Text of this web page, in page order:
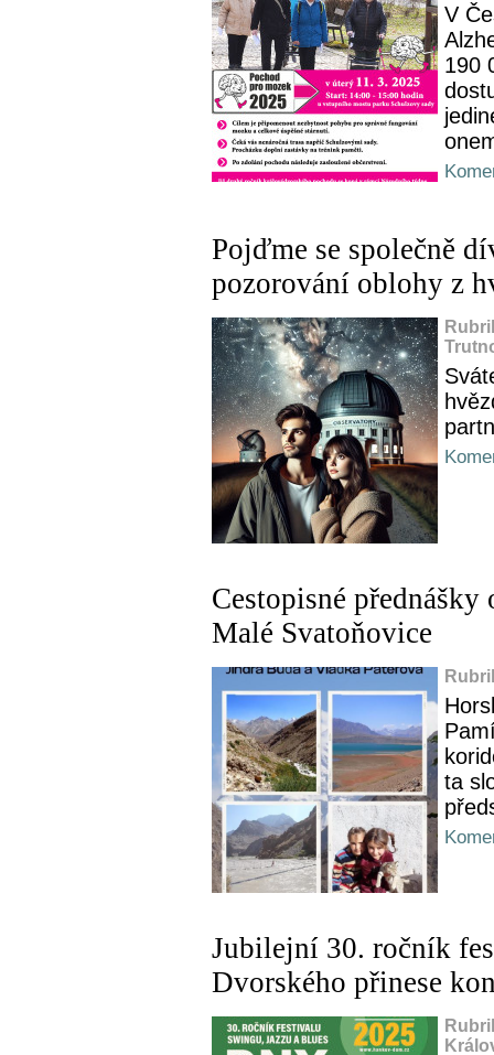
V
190
Pojďme se společně
pozorování oblohy z
Cestopisné
Malé Svatoňovice
ta
Jubilejní 30. ročník
Dvorského přinese